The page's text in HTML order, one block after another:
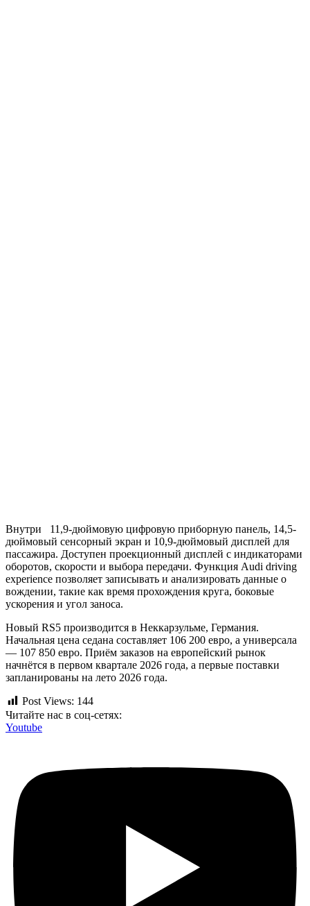
Внутри 11,9-дюймовую цифровую приборную панель, 14,5-
дюймовый сенсорный экран и 10,9-дюймовый дисплей для
пассажира. Доступен проекционный дисплей с индикаторами
оборотов, скорости и выбора передачи. Функция Audi driving
experience позволяет записывать и анализировать данные о
вождении, такие как время прохождения круга, боковые
ускорения и угол заноса.
Новый RS5 производится в Неккарзульме, Германия.
Начальная цена седана составляет 106 200 евро, а универсала
— 107 850 евро. Приём заказов на европейский рынок
начнётся в первом квартале 2026 года, а первые поставки
запланированы на лето 2026 года.
Post Views: 144
Читайте нас в соц-сетях:
Youtube